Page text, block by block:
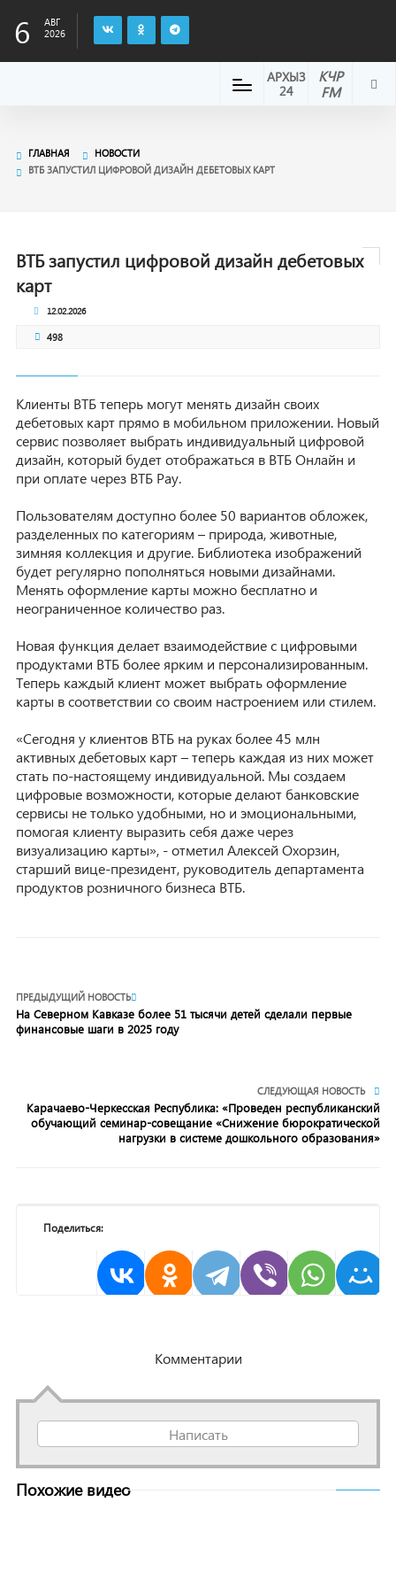
6
АВГ
2026
КЧР
FM
АРХЫЗ
24
ГЛАВНАЯ
НОВОСТИ
ВТБ ЗАПУСТИЛ ЦИФРОВОЙ ДИЗАЙН ДЕБЕТОВЫХ КАРТ
ВТБ запустил цифровой дизайн дебетовых
карт
12.02.2026
498
Клиенты ВТБ теперь могут менять дизайн своих
дебетовых карт прямо в мобильном приложении. Новый
сервис позволяет выбрать индивидуальный цифровой
дизайн, который будет отображаться в ВТБ Онлайн и
при оплате через ВТБ Pay.
Пользователям доступно более 50 вариантов обложек,
разделенных по категориям – природа, животные,
зимняя коллекция и другие. Библиотека изображений
будет регулярно пополняться новыми дизайнами.
Менять оформление карты можно бесплатно и
неограниченное количество раз.
Новая функция делает взаимодействие с цифровыми
продуктами ВТБ более ярким и персонализированным.
Теперь каждый клиент может выбрать оформление
карты в соответствии со своим настроением или стилем.
«Сегодня у клиентов ВТБ на руках более 45 млн
активных дебетовых карт – теперь каждая из них может
стать по-настоящему индивидуальной. Мы создаем
цифровые возможности, которые делают банковские
сервисы не только удобными, но и эмоциональными,
помогая клиенту выразить себя даже через
визуализацию карты», - отметил Алексей Охорзин,
старший вице-президент, руководитель департамента
продуктов розничного бизнеса ВТБ.
ПРЕДЫДУЩИЙ НОВОСТЬ
На Северном Кавказе более 51 тысячи детей сделали первые
финансовые шаги в 2025 году
СЛЕДУЮЩАЯ НОВОСТЬ
Карачаево-Черкесская Республика: «Проведен республиканский
обучающий семинар-совещание «Снижение бюрократической
нагрузки в системе дошкольного образования»
Поделиться:
Комментарии
Написать
Похожие видео